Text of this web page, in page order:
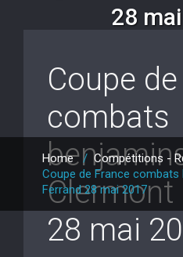
28
Home/ Compétitions -
Coupe de France
Ferrand 28 mai 2017
Coupe
combats
Clermont
28 mai